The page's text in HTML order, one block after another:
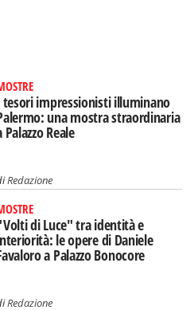
tesori impressionisti illuminano
una mostra straordinaria
Palazzo Reale
Redazione
di Luce" tra identità e
le opere di Daniele
a Palazzo Bonocore
Redazione